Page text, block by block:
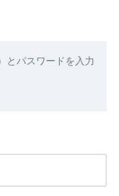
とパスワードを入力